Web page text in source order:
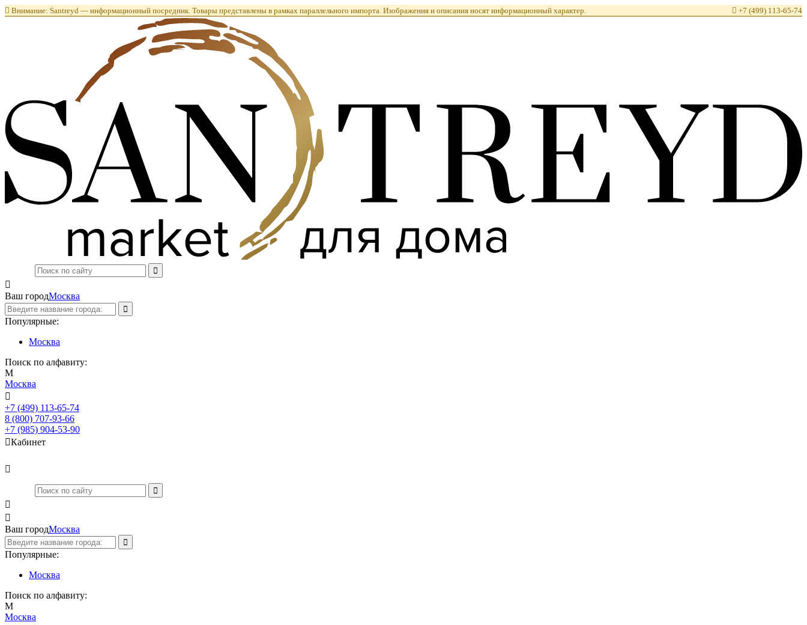
 Внимание: Santreyd — информационный посредник. Товары представлены в рамках параллельного импорта. Изображения и описания носят информационный характер.  +7 (499) 113-65-74

Ваш городМосква
Популярные:
Москва
Поиск по алфавиту:
М
Москва

+7 (499) 113-65-74
8 (800) 707-93-66
+7 (985) 904-53-90
Кабинет



Ваш городМосква
Популярные:
Москва
Поиск по алфавиту:
М
Москва